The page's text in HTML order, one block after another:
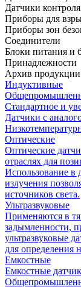
Датчики
Приборы для
Приборы зон
Соединители
Блоки питания и
Принадлежности
Архив продукции
Индуктивные
Стандартное и
Датчики с
Оптические
Оптические
отраслях для
Использование в
излучения
источников света.
Ультразвуковые
Применяются в
задымленности,
ультразвуковые
для определения
Емкостные
Емкостные